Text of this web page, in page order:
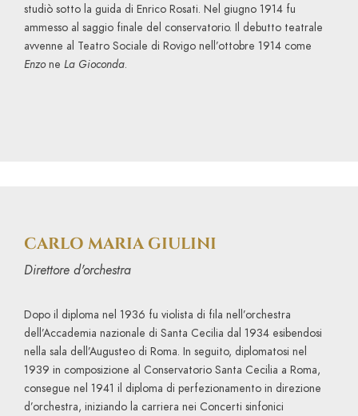
studiò sotto la guida di Enrico Rosati. Nel giugno 1914 fu
ammesso al saggio finale del conservatorio. Il debutto teatrale
avvenne al Teatro Sociale di Rovigo nell’ottobre 1914 come
Enzone La Gioconda.
CARLO MARIA GIULINI
Direttore d'orchestra
Dopo il diploma nel 1936 fu violista di fila nell’orchestra
dell’Accademia nazionale di Santa Cecilia dal 1934 esibendosi
nella sala dell’Augusteo di Roma. In seguito, diplomatosi nel
1939 in composizione al Conservatorio Santa Cecilia a Roma,
consegue nel 1941 il diploma di perfezionamento in direzione
d’orchestra, iniziando la carriera nei Concerti sinfonici